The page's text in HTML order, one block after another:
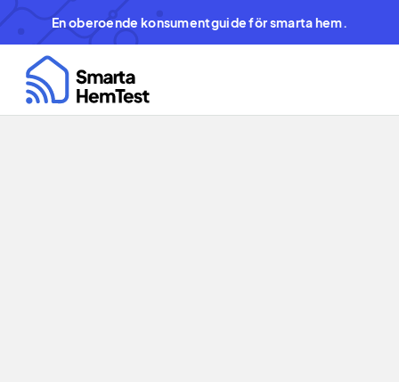
En oberoende konsumentguide för smarta hem.